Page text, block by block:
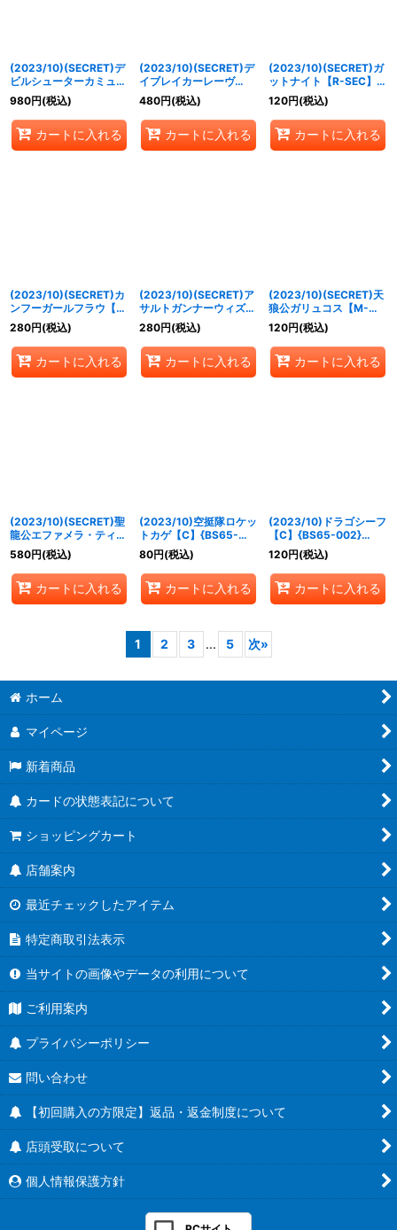
(2023/10)(SECRET)デ
ビルシューターカミュ
【M-SEC】{BS65-017}
《紫》
980円(税込)
カートに入れる
(2023/10)(SECRET)デ
イブレイカーレーヴ
【M-SEC】{BS65-
045}《青》
480円(税込)
カートに入れる
(2023/10)(SECRET)ガ
ットナイト【R-SEC】
{BS65-006}《赤》
120円(税込)
カートに入れる
(2023/10)(SECRET)カ
ンフーガールフラウ【R-
SEC】{BS65-025}
《緑》
280円(税込)
カートに入れる
(2023/10)(SECRET)ア
サルトガンナーウィズ
【R-SEC】{BS65-032}
《白》
280円(税込)
カートに入れる
(2023/10)(SECRET)天
狼公ガリュコス【M-
SEC】{BS65-054}
《白》
120円(税込)
カートに入れる
(2023/10)(SECRET)聖
龍公エファメラ・ティル
ノーグ【M-SEC】
{BS65-057}《黄》
580円(税込)
カートに入れる
(2023/10)空挺隊ロケッ
トカゲ【C】{BS65-
001}《赤》
80円(税込)
カートに入れる
(2023/10)ドラゴシーフ
【C】{BS65-002}
《赤》
120円(税込)
カートに入れる
1 2 3 ... 5 次»
ホーム
マイページ
新着商品
カードの状態表記について
ショッピングカート
店舗案内
最近チェックしたアイテム
特定商取引法表示
当サイトの画像やデータの利用について
ご利用案内
プライバシーポリシー
問い合わせ
【初回購入の方限定】返品・返金制度について
店頭受取について
個人情報保護方針